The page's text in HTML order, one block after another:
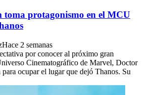
toma protagonismo en el MCU
Hace 2 semanas
por conocer al próximo gran
Cinematográfico de Marvel, Doctor
ocupar el lugar que dejó Thanos. Su